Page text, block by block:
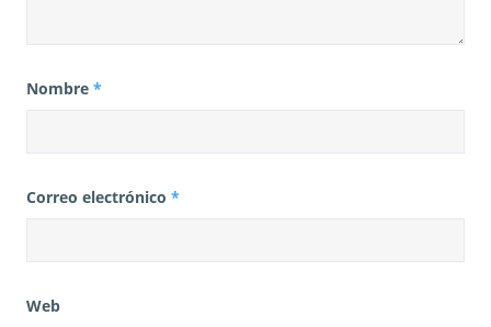
Nombre *
Correo electrónico *
Web